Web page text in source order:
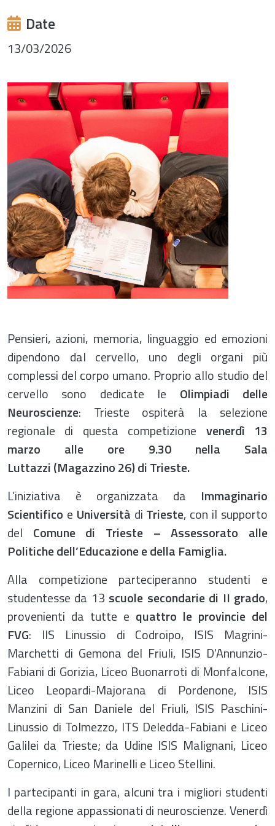
Date
13/03/2026
Image
Pensieri, azioni, memoria, linguaggio ed emozioni
dipendono dal cervello, uno degli organi più
complessi del corpo umano. Proprio allo studio del
cervello sono dedicate le Olimpiadi delle
Neuroscienze: Trieste ospiterà la selezione
regionale di questa competizione venerdì 13
marzo alle ore 9.30 nella Sala
Luttazzi (Magazzino 26) di Trieste.
L’iniziativa è organizzata da Immaginario
Scientifico e Università di Trieste, con il supporto
del Comune di Trieste – Assessorato alle
Politiche dell’Educazione e della Famiglia.
Alla competizione parteciperanno studenti e
studentesse da 13 scuole secondarie di II grado,
provenienti da tutte e quattro le provincie del
FVG: IIS Linussio di Codroipo, ISIS Magrini-
Marchetti di Gemona del Friuli, ISIS D'Annunzio-
Fabiani di Gorizia, Liceo Buonarroti di Monfalcone,
Liceo Leopardi-Majorana di Pordenone, ISIS
Manzini di San Daniele del Friuli, ISIS Paschini-
Linussio di Tolmezzo, ITS Deledda-Fabiani e Liceo
Galilei da Trieste; da Udine ISIS Malignani, Liceo
Copernico, Liceo Marinelli e Liceo Stellini.
I partecipanti in gara, alcuni tra i migliori studenti
della regione appassionati di neuroscienze. Venerdì